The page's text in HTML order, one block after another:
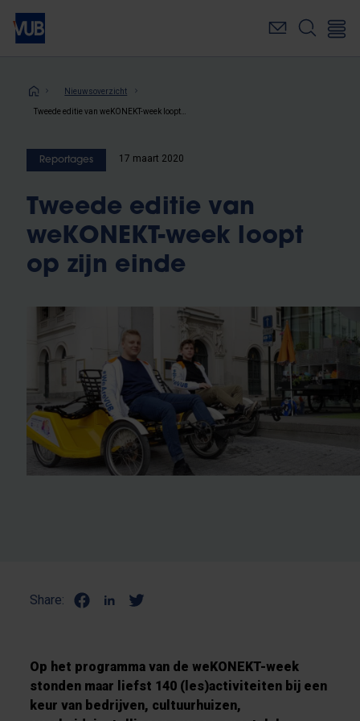
Overslaan
naar
inhoudKruimelpad
Nieuwsoverzicht
Reportages 17 maart 2020
Tweede editie van
weKONEKT-week loopt
op zijn einde
Share:
Op het programma van de weKONEKT-week
stonden maar liefst 140 (les)activiteiten bij een
keur van bedrijven, cultuurhuizen,